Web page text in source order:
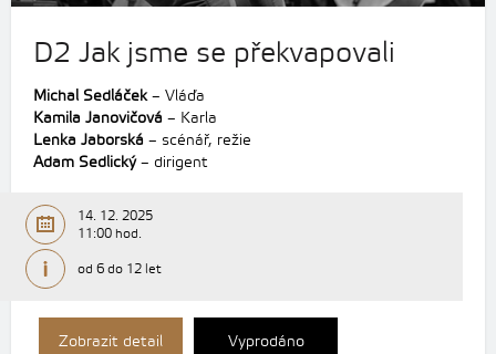
D2 Jak jsme se překvapovali
Michal Sedláček– Vláďa
Kamila Janovičová – Karla
Lenka Jaborská – scénář, režie
Adam Sedlický– dirigent
14. 12. 2025
11:00 hod.
od 6 do 12 let
Zobrazit detail Vyprodáno